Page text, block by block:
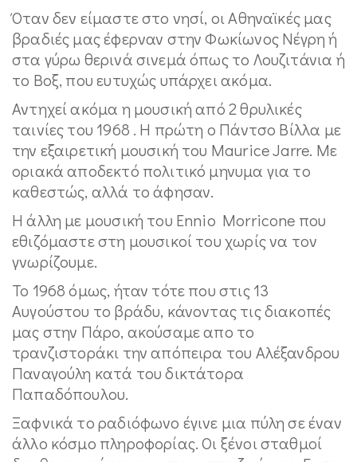
Όταν δεν είμαστε στο νησί, οι Αθηναϊκές μας
βραδιές μας έφερναν στην Φωκίωνος Νέγρη ή
στα γύρω θερινά σινεμά όπως το Λουζιτάνια ή
το Βοξ, που ευτυχώς υπάρχει ακόμα.
Αντηχεί ακόμα η μουσική από 2 θρυλικές
ταινίες του 1968 . Η πρώτη ο Πάντσο Βίλλα με
την εξαιρετική μουσική του Maurice Jarre. Με
οριακά αποδεκτό πολιτικό μηνυμα για το
καθεστώς, αλλά το άφησαν.
Η άλλη με μουσική του Ennio Morricone που
εθιζόμαστε στη μουσικοί του χωρίς να τον
γνωρίζουμε.
Το 1968 όμως, ήταν τότε που στις 13
Αυγούστου το βράδυ, κάνοντας τις διακοπές
μας στην Πάρο, ακούσαμε απο το
τρανζιστοράκι την απόπειρα του Αλέξανδρου
Παναγούλη κατά του δικτάτορα
Παπαδόπουλου.
Ξαφνικά το ραδιόφωνο έγινε μια πύλη σε έναν
άλλο κόσμο πληροφορίας. Οι ξένοι σταθμοί